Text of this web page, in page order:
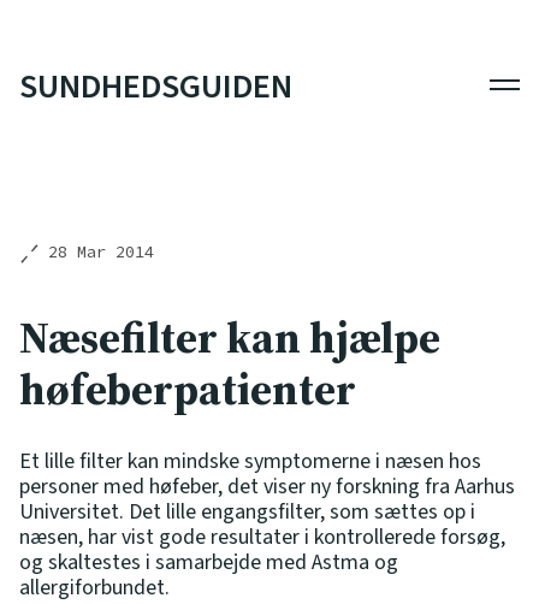
SUNDHEDSGUIDEN
28 Mar 2014
Næsefilter kan hjælpe
høfeberpatienter
Et lille filter kan mindske symptomerne i næsen hos
personer med høfeber, det viser ny forskning fra Aarhus
Universitet. Det lille engangsfilter, som sættes op i
næsen, har vist gode resultater i kontrollerede forsøg,
og skaltestes i samarbejde med Astma og
allergiforbundet.